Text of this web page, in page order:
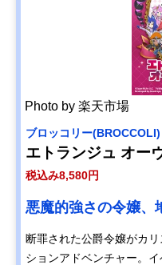
Photo by 楽天市場
ブロッコリー(BROCCOLI)
エトランジュ オー
税込み8,580円
悪魔的強さの令嬢、
断罪された公爵令嬢がカ
ションアドベンチャー。